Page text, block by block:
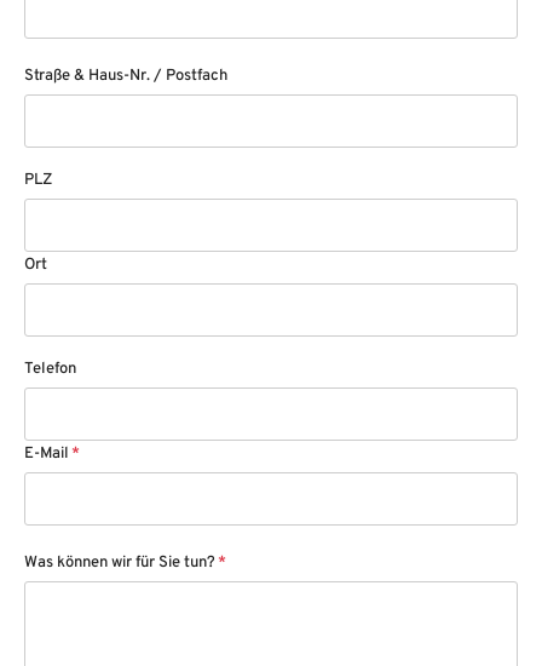
Straße & Haus-Nr. / Postfach
PLZ
Ort
Telefon
E-Mail *
Was können wir für Sie tun? *